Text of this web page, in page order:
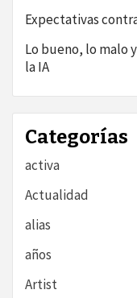
Expectativas
Lo bueno, lo malo
la IA
Categorías
activa
Actualidad
alias
años
Artist